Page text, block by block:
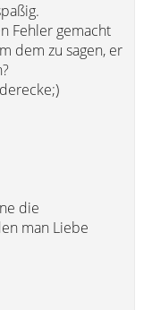
Fehler gemacht
dem zu sagen, er
die
man Liebe